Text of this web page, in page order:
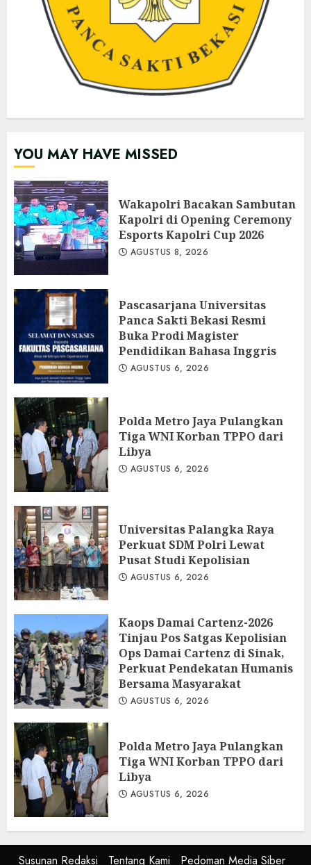
YOU MAY HAVE MISSED
Wakapolri Bacakan Sambutan
Kapolri di Opening Ceremony
Esports Kapolri Cup 2026
AGUSTUS 8, 2026
Pascasarjana Universitas
Panca Sakti Bekasi Resmi
Buka Prodi Magister
Pendidikan Bahasa Inggris
AGUSTUS 6, 2026
Polda Metro Jaya Pulangkan
Tiga WNI Korban TPPO dari
Libya
AGUSTUS 6, 2026
Universitas Palangka Raya
Perkuat SDM Polri Lewat
Pusat Studi Kepolisian
AGUSTUS 6, 2026
Kaops Damai Cartenz-2026
Tinjau Pos Satgas Kepolisian
Ops Damai Cartenz di Sinak,
Perkuat Pendekatan Humanis
Bersama Masyarakat
AGUSTUS 6, 2026
Polda Metro Jaya Pulangkan
Tiga WNI Korban TPPO dari
Libya
AGUSTUS 6, 2026
Susunan Redaksi Tentang Kami Pedoman Media Siber